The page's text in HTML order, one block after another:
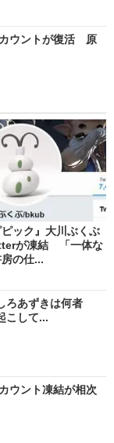
ウントが復活 原
ピック』大川ぶくぶ
が凍結 「一体な
の仕...
ろあずきは何者
こして...
ウント凍結が相次